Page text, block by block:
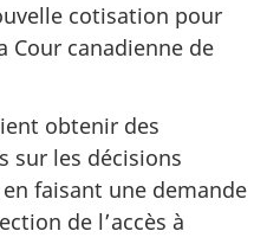
cotisation pour
Cour canadienne de
obtenir des
sur les décisions
faisant une demande
de l’accès à